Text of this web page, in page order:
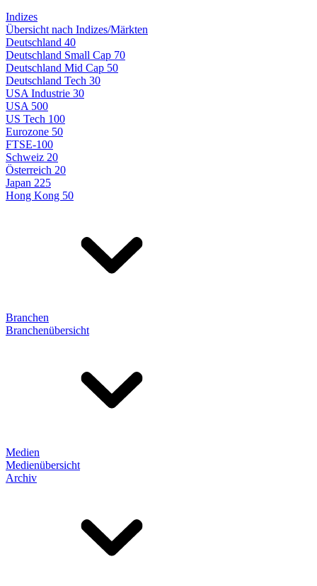
Indizes
Übersicht nach Indizes/Märkten
Deutschland 40
Deutschland Small Cap 70
Deutschland Mid Cap 50
Deutschland Tech 30
USA Industrie 30
USA 500
US Tech 100
Eurozone 50
FTSE-100
Schweiz 20
Österreich 20
Japan 225
Hong Kong 50
Branchen
Branchenübersicht
Medien
Medienübersicht
Archiv